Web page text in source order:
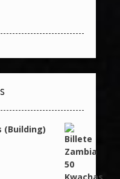
(Building)